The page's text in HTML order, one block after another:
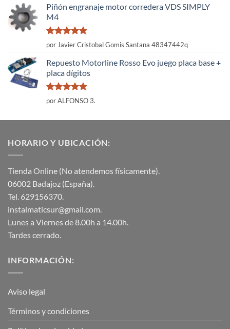
Piñón engranaje motor corredera VDS SIMPLY
M4
Valorado
con
por Javier Cristobal Gomis Santana 48347442q
Repuesto Motorline Rosso Evo juego placa base +
placa dígitos
Valorado
con
por ALFONSO 3.
HORARIO Y UBICACIÓN:
Tienda Online (No atendemos físicamente).
06002 Badajoz (España).
Tel. 629156370.
instalmaticsur@gmail.com.
Lunes a Viernes de 8.00h a 14.00h.
Tardes cerrado.
INFORMACIÓN:
Aviso legal
Términos y condiciones